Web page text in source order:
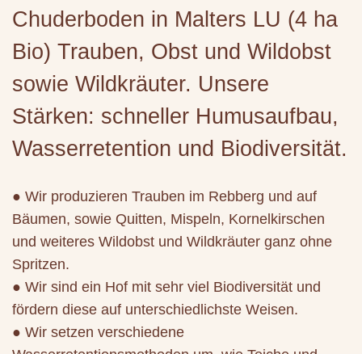
Chuderboden in Malters LU (4 ha
Bio) Trauben, Obst und Wildobst
sowie Wildkräuter. Unsere
Stärken: schneller Humusaufbau,
Wasserretention und Biodiversität.
● Wir produzieren Trauben im Rebberg und auf
Bäumen, sowie Quitten, Mispeln, Kornelkirschen
und weiteres Wildobst und Wildkräuter ganz ohne
Spritzen.
● Wir sind ein Hof mit sehr viel Biodiversität und
fördern diese auf unterschiedlichste Weisen.
● Wir setzen verschiedene